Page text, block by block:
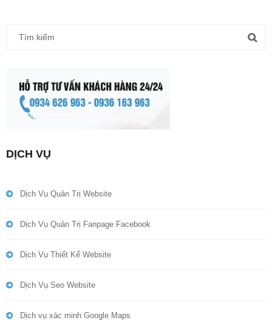
DỊCH VỤ
Dịch Vụ Quản Trị Website
Dịch Vụ Quản Trị Fanpage Facebook
Dịch Vụ Thiết Kế Website
Dịch Vụ Seo Website
Dịch vụ xác minh Google Maps